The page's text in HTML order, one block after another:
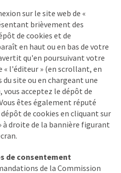
sur le site web de «
brièvement des
de cookies et de
en haut ou en bas de votre
qu'en poursuivant votre
« l'éditeur » (en scrollant, en
site ou en chargeant une
acceptez le dépôt de
êtes également réputé
de cookies en cliquant sur
à droite de la bannière figurant
de consentement
de la Commission